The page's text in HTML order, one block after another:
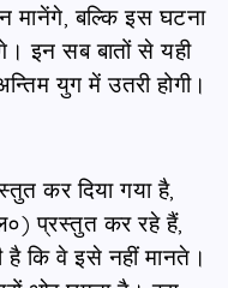
मानेंगे, बल्कि इस घटना
इन सब बातों से यही
युग में उतरी होगी।
कर दिया गया है,
प्रस्तुत कर रहे हैं,
है कि वे इसे नहीं मानते।